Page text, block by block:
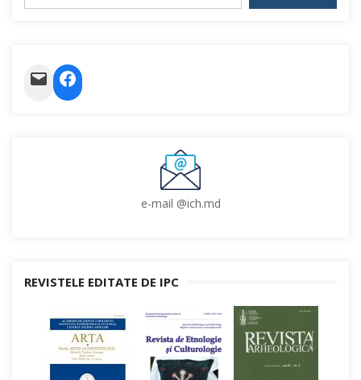
MailFacebook
e-mail @ich.md
REVISTELE EDITATE DE IPC